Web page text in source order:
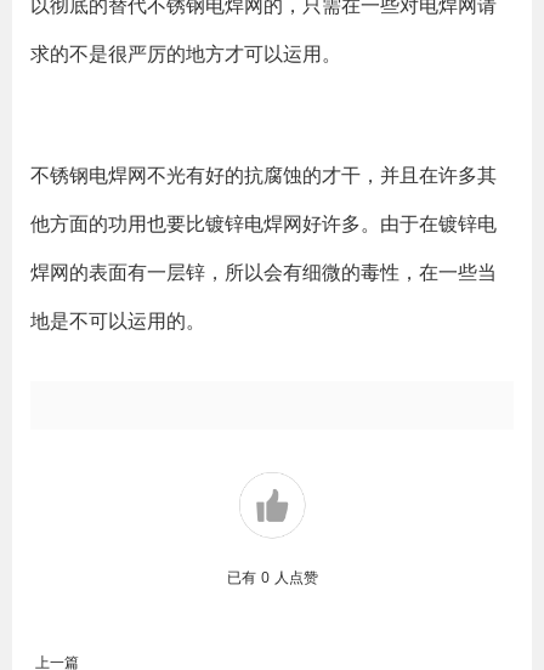
求的不是很严厉的地方才可以运用。
不锈钢电焊网不光有好的抗腐蚀的才干，并且在许多其
他方面的功用也要比镀锌电焊网好许多。由于在镀锌电
焊网的表面有一层锌，所以会有细微的毒性，在一些当
地是不可以运用的。
已有 0 人点赞
上一篇